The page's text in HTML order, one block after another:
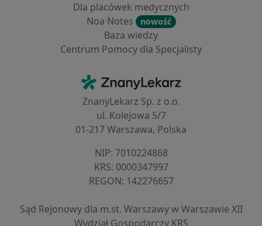
Dla placówek medycznych
Noa Notes
nowość
Baza wiedzy
Centrum Pomocy dla Specjalisty
ZnanyLekarz - Strona główna
ZnanyLekarz Sp. z o.o.
ul. Kolejowa 5/7
01-217 Warszawa, Polska
NIP: ⁠7010224868
KRS: ⁠0000347997
REGON: ⁠142276657
Sąd Rejonowy dla m.st. Warszawy w Warszawie XII
Wydział Gospodarczy KRS